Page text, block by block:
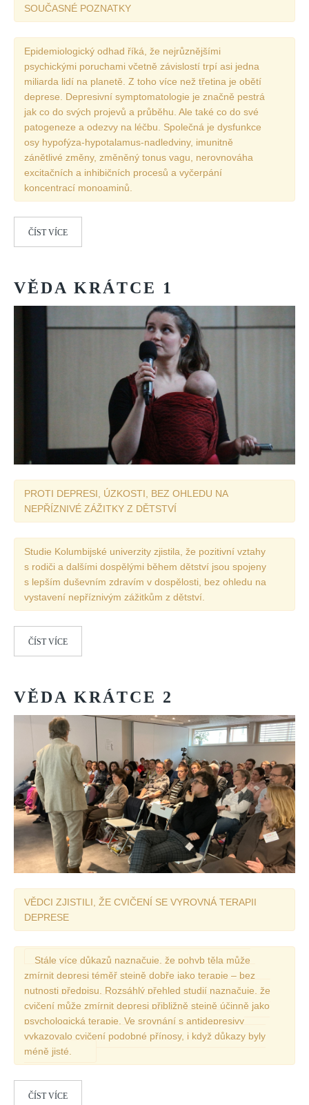
SOUČASNÉ POZNATKY
Epidemiologický odhad říká, že nejrůznějšími
psychickými poruchami včetně závislostí trpí asi jedna
miliarda lidí na planetě. Z toho více než třetina je obětí
deprese. Depresivní symptomatologie je značně pestrá
jak co do svých projevů a průběhu. Ale také co do své
patogeneze a odezvy na léčbu. Společná je dysfunkce
osy hypofýza-hypotalamus-nadledviny, imunitně
zánětlivé změny, změněný tonus vagu, nerovnováha
excitačních a inhibičních procesů a vyčerpání
koncentrací monoaminů.
ČÍST VÍCE
VĚDA KRÁTCE 1
PROTI DEPRESI, ÚZKOSTI, BEZ OHLEDU NA
NEPŘÍZNIVÉ ZÁŽITKY Z DĚTSTVÍ
Studie Kolumbijské univerzity zjistila, že pozitivní vztahy
s rodiči a dalšími dospělými během dětství jsou spojeny
s lepším duševním zdravím v dospělosti, bez ohledu na
vystavení nepříznivým zážitkům z dětství.
ČÍST VÍCE
VĚDA KRÁTCE 2
VĚDCI ZJISTILI, ŽE CVIČENÍ SE VYROVNÁ TERAPII
DEPRESE
Stále více důkazů naznačuje, že pohyb těla může
zmírnit depresi téměř stejně dobře jako terapie – bez
nutnosti předpisu. Rozsáhlý přehled studií naznačuje, že
cvičení může zmírnit depresi přibližně stejně účinně jako
psychologická terapie. Ve srovnání s antidepresivy
vykazovalo cvičení podobné přínosy, i když důkazy byly
méně jisté.
ČÍST VÍCE